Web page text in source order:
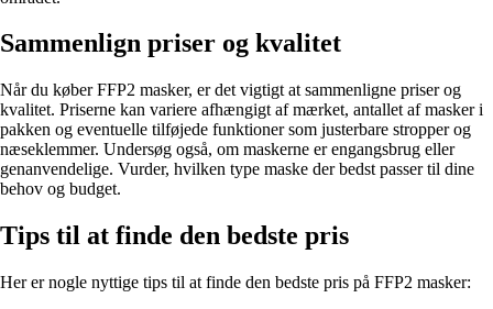
Sammenlign priser og kvalitet
Når du køber FFP2 masker, er det vigtigt at sammenligne priser og
kvalitet. Priserne kan variere afhængigt af mærket, antallet af masker i
pakken og eventuelle tilføjede funktioner som justerbare stropper og
næseklemmer. Undersøg også, om maskerne er engangsbrug eller
genanvendelige. Vurder, hvilken type maske der bedst passer til dine
behov og budget.
Tips til at finde den bedste pris
Her er nogle nyttige tips til at finde den bedste pris på FFP2 masker: